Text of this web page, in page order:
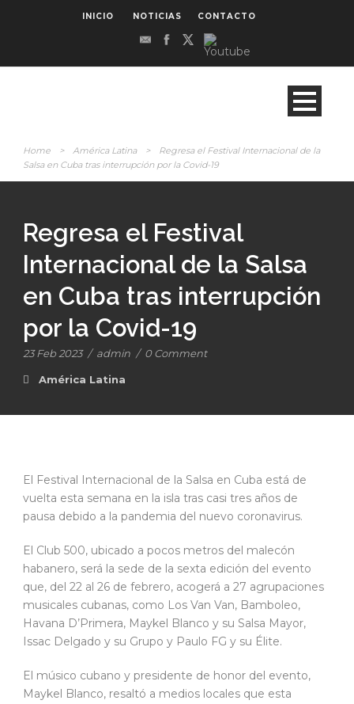
INICIO NOTICIAS CONTACTO
Home > América Latina >
Regresa el Festival Internacional de la
Salsa en Cuba tras interrupción por la Covid-19
Regresa el Festival
Internacional de la Salsa
en Cuba tras interrupción
por la Covid-19
23 Feb 2023 / admin / 0 Comment
América Latina
El Festival Internacional de la Salsa en Cuba está de
vuelta esta semana en la isla tras casi tres años de
pausa debido a la pandemia del nuevo coronavirus.
El Club 500, ubicado a pocos metros del malecón
habanero, será la sede de la sexta edición del evento
que, del 22 al 26 de febrero, acogerá a 27 agrupaciones
musicales cubanas, como Los Van Van, Bamboleo,
Havana D’Primera, Maykel Blanco y su Salsa Mayor,
Issac Delgado y su Grupo y Paulo FG y su Élite.
El músico cubano y presidente de honor del evento,
Maykel Blanco, resaltó a medios locales que esta